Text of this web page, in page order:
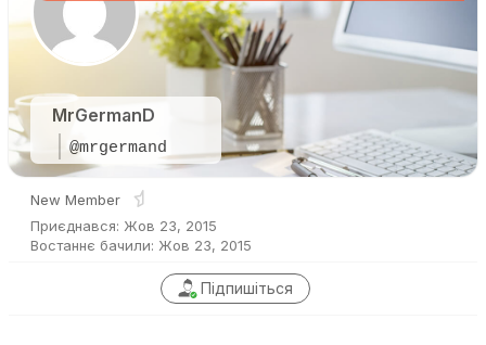
MrGermanD
@mrgermand
New Member
Приєднався: Жов 23, 2015
Востаннє бачили: Жов 23, 2015
Підпишіться